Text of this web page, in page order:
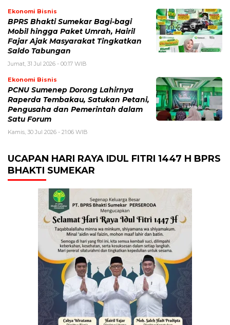
Ekonomi Bisnis
BPRS Bhakti Sumekar Bagi-bagi
Mobil hingga Paket Umrah, Hairil
Fajar Ajak Masyarakat Tingkatkan
Saldo Tabungan
Jumat, 31 Jul 2026 - 00:17 WIB
Ekonomi Bisnis
PCNU Sumenep Dorong Lahirnya
Raperda Tembakau, Satukan Petani,
Pengusaha dan Pemerintah dalam
Satu Forum
Kamis, 30 Jul 2026 - 21:06 WIB
UCAPAN HARI RAYA IDUL FITRI 1447 H BPRS
BHAKTI SUMEKAR